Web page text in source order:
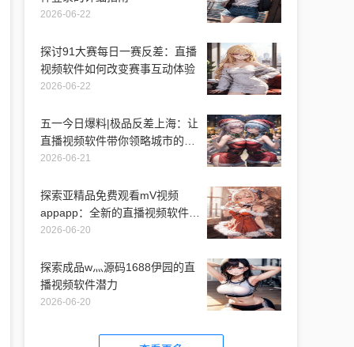
2026-06-22
探讨91大赛每日一赛反差：直播
视频软件如何改变赛事互动体验
2026-06-22
五一今日爆料|极品反差上海：让
直播视频软件带你领略城市的另
一面
2026-06-21
探索亚精品免费观看mV视频
appapp：全新的直播视频软件体
验
2026-06-20
探索成品w灬源码1688伊园的直
播视频软件潜力
2026-06-20